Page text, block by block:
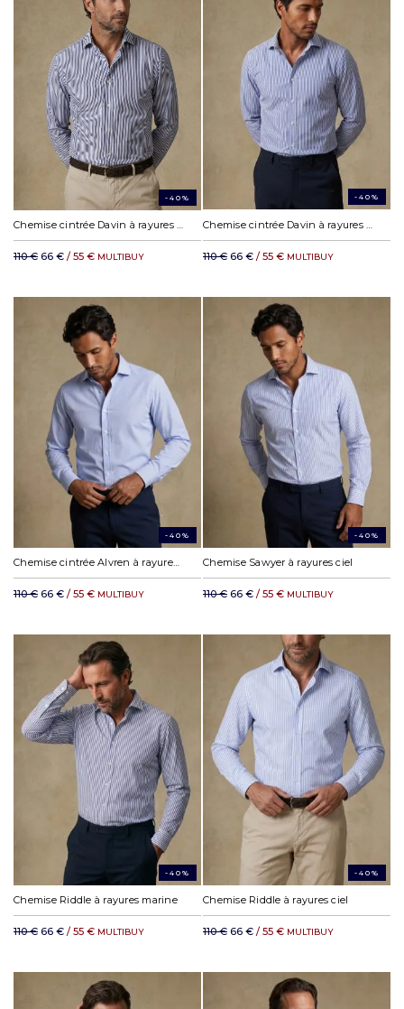
-40%
110 € 66 € / 55 € MULTIBUY
-40%
110 € 66 € / 55 € MULTIBUY
-40%
Chemise cintrée Alvren à rayures ciel
110 € 66 € / 55 € MULTIBUY
-40%
Chemise Sawyer à rayures ciel
110 € 66 € / 55 € MULTIBUY
-40%
Chemise Riddle à rayures marine
110 € 66 € / 55 € MULTIBUY
-40%
Chemise Riddle à rayures ciel
110 € 66 € / 55 € MULTIBUY